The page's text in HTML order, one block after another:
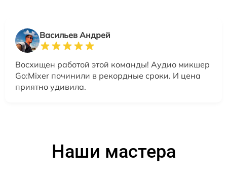
Васильев Андрей
Восхищен работой этой команды! Аудио микшер
Go:Mixer починили в рекордные сроки. И цена
приятно удивила.
Наши мастера